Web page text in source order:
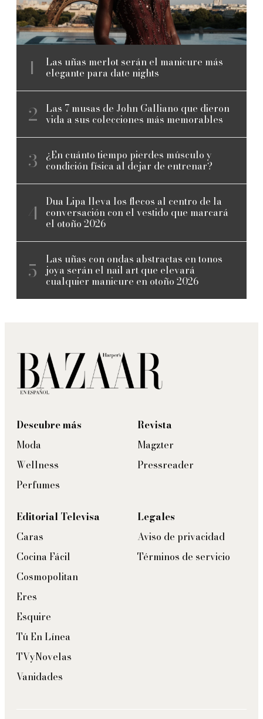
Las uñas merlot serán el manicure más
elegante para date nights
Las 7 musas de John Galliano que dieron
vida a sus colecciones más memorables
¿En cuánto tiempo pierdes músculo y
condición física al dejar de entrenar?
Dua Lipa lleva los flecos al centro de la
conversación con el vestido que marcará
el otoño 2026
Las uñas con ondas abstractas en tonos
joya serán el nail art que elevará
cualquier manicure en otoño 2026
Descubre más
Moda
Wellness
Perfumes
Revista
Magzter
Pressreader
Editorial Televisa
Caras
Cocina Fácil
Cosmopolitan
Eres
Esquire
Tú En Línea
TVyNovelas
Vanidades
Legales
Aviso de privacidad
Términos de servicio